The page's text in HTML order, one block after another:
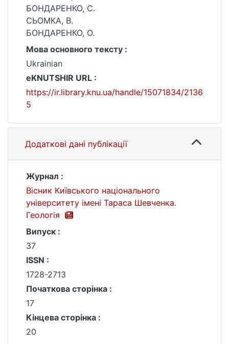
БОНДАРЕНКО, С.
СЬОМКА, В.
БОНДАРЕНКО, О.
Мова основного тексту :
Ukrainian
eKNUTSHIR URL :
https://ir.library.knu.ua/handle/15071834/2136
5
Додаткові дані публікації
Журнал :
Вісник Київського національного
університету імені Тараса Шевченка.
Геологія
Випуск :
37
ISSN :
1728-2713
Початкова сторінка :
17
Кінцева сторінка :
20